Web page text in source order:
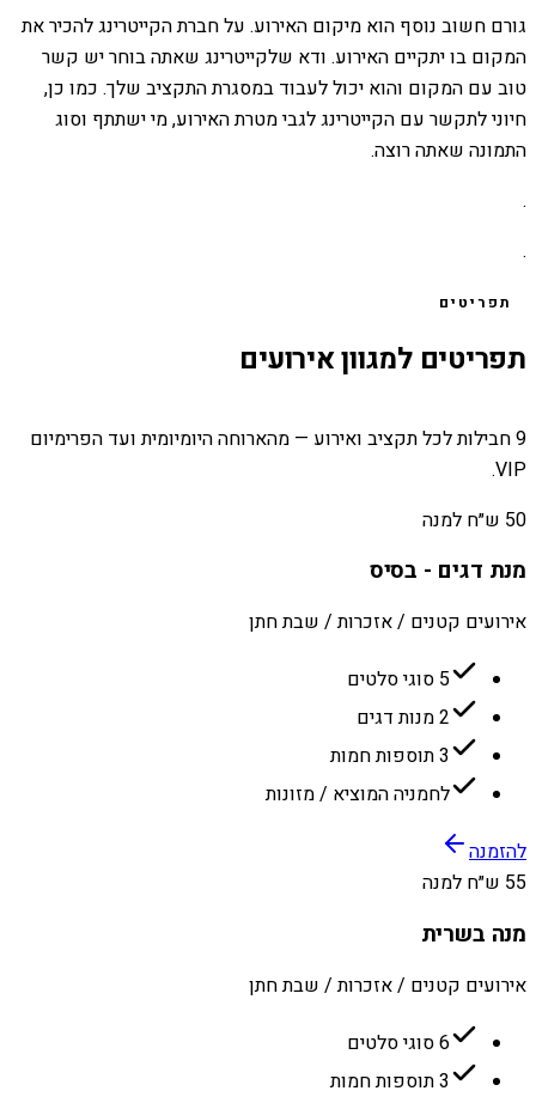
גורם חשוב נוסף הוא מיקום האירוע. על חברת הקייטרינג להכיר את
המקום בו יתקיים האירוע. ודא שלקייטרינג שאתה בוחר יש קשר
טוב עם המקום והוא יכול לעבוד במסגרת התקציב שלך. כמו כן,
חיוני לתקשר עם הקייטרינג לגבי מטרת האירוע, מי ישתתף וסוג
התמונה שאתה רוצה.
.
.
תפריטים
תפריטים למגוון אירועים
9 חבילות לכל תקציב ואירוע — מהארוחה היומיומית ועד הפרימיום
VIP.
50 ש״ח למנה
מנת דגים - בסיס
אירועים קטנים / אזכרות / שבת חתן
5 סוגי סלטים
2 מנות דגים
3 תוספות חמות
לחמניה המוציא / מזונות
להזמנה
55 ש״ח למנה
מנה בשרית
אירועים קטנים / אזכרות / שבת חתן
6 סוגי סלטים
3 תוספות חמות